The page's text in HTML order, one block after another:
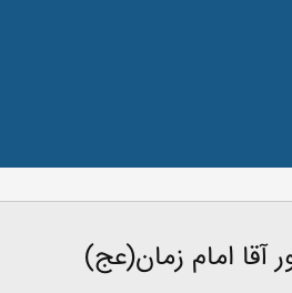
امام زمان(عج)